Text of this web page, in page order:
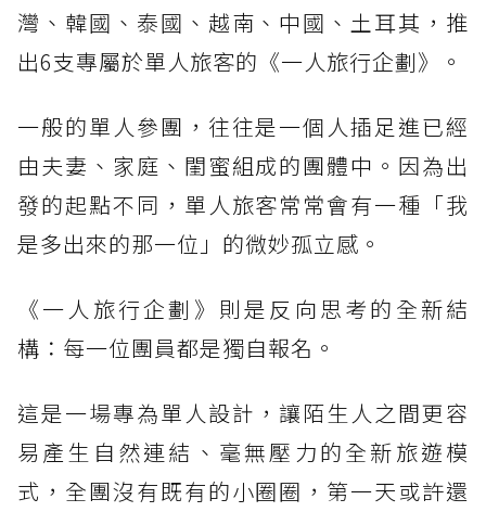
灣、韓國、泰國、越南、中國、土耳其，推
出6支專屬於單人旅客的《一人旅行企劃》。
一般的單人參團，往往是一個人插足進已經
由夫妻、家庭、閨蜜組成的團體中。因為出
發的起點不同，單人旅客常常會有一種「我
是多出來的那一位」的微妙孤立感。
《一人旅行企劃》則是反向思考的全新結
構：每一位團員都是獨自報名。
這是一場專為單人設計，讓陌生人之間更容
易產生自然連結、毫無壓力的全新旅遊模
式，全團沒有既有的小圈圈，第一天或許還